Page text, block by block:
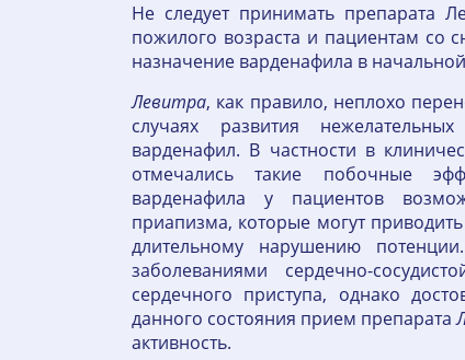
Не следует принимать препарата
пожилого возраста и пациентам со
назначение варденафила в
Левитра, как правило, неплохо
случаях развития
варденафил. В частности в
отмечались такие побочные
варденафила у пациентов
приапизма, которые могут
длительному нарушению
заболеваниями сердечно-
сердечного приступа, однако
данного состояния прием препарата
активность.